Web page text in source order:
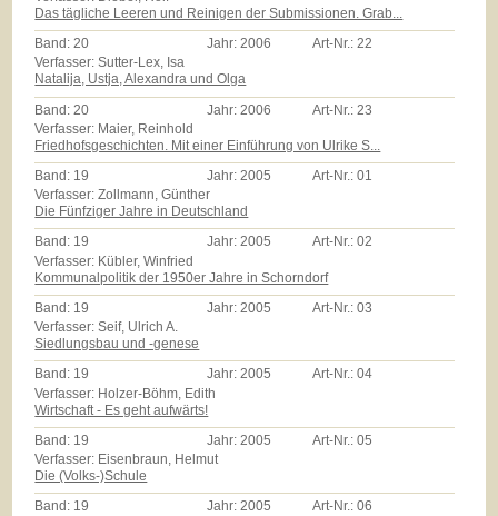
Das tägliche Leeren und Reinigen der Submissionen. Grab...
Band:20 Jahr:2006 Art-Nr.:22
Verfasser: Sutter-Lex, Isa
Natalija, Ustja, Alexandra und Olga
Band: 20 Jahr: 2006 Art-Nr.: 23
Verfasser: Maier, Reinhold
Friedhofsgeschichten. Mit einer Einführung von Ulrike S...
Band: 19 Jahr:2005 Art-Nr.:01
Verfasser: Zollmann, Günther
Die Fünfziger Jahre in Deutschland
Band: 19 Jahr:2005 Art-Nr.:02
Verfasser: Kübler, Winfried
Kommunalpolitik der 1950er Jahre in Schorndorf
Band: 19 Jahr:2005 Art-Nr.:03
Verfasser: Seif, Ulrich A.
Siedlungsbau und -genese
Band: 19 Jahr:2005 Art-Nr.:04
Verfasser: Holzer-Böhm, Edith
Wirtschaft - Es geht aufwärts!
Band: 19 Jahr: 2005 Art-Nr.:05
Verfasser: Eisenbraun, Helmut
Die (Volks-)Schule
Band: 19 Jahr:2005 Art-Nr.:06